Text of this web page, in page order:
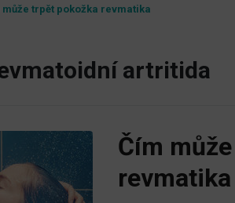
může trpět pokožka revmatika
artritida
Čím
revmatika